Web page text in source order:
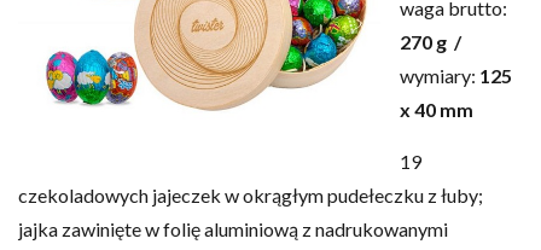
waga brutto:
270 g /
wymiary: 125
x 40 mm
19
czekoladowych jajeczek w okrągłym pudełeczku z łuby;
jajka zawinięte w folię aluminiową z nadrukowanymi